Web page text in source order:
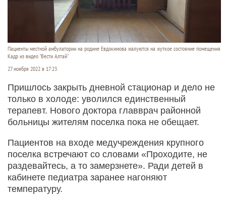
Пациенты местной амбулатории на родине Евдокимова жалуются на жуткое состояние помещения
Кадр из видео "Вести Алтай"
27 ноября 2022 в 17:23
Пришлось закрыть дневной стационар и дело не
только в холоде: уволился единственный
терапевт. Нового доктора главврач районной
больницы жителям поселка пока не обещает.
Пациентов на входе медучреждения крупного
поселка встречают со словами «Проходите, не
раздевайтесь, а то замерзнете». Ради детей в
кабинете педиатра заранее нагоняют
температуру.